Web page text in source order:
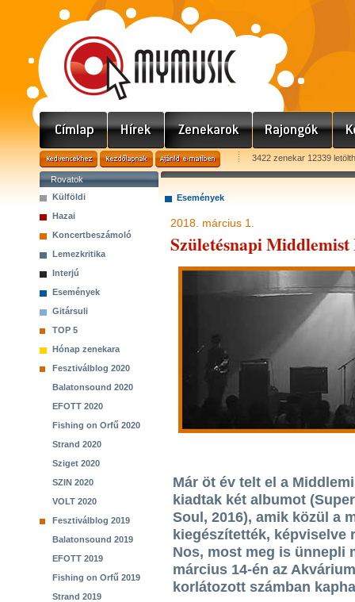
3422 zenekar 12339
Rovatok
Külföldi
Hazai
Koncertbeszámoló
Lemezkritika
Interjú
Események
Gitársuli
TOP 5
Hónap zenekara
Fesztiválblog 2020
Balatonsound 2020
EFOTT 2020
Fishing on Orfű 2020
Strand 2020
Sziget 2020
SZIN 2020
VOLT 2020
Fesztiválblog 2019
Balatonsound 2019
EFOTT 2019
Fishing on Orfű 2019
Strand 2019
Események
2018. március 1.
Születésnapi
Már öt év telt el a
kiadtak két albumot
Soul, 2016), amik közül a
kiegészítették, képviselve
Nos, most meg is ünnepli
március 14-én az
korlátozott számban